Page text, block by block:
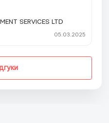
SERVICES LTD
05.03.2025